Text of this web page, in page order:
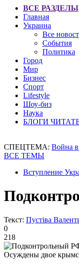
ВСЕ РАЗДЕЛЫ
Главная
Украина
Все
События
Политика
Город
Мир
Бизнес
Спорт
Lifestyle
Шоу-биз
Наука
БЛОГИ
СПЕЦТЕМА: Война
ВСЕ ТЕМЫ
Вступление
Текст: Пустіва
0
218
Осуждены двое